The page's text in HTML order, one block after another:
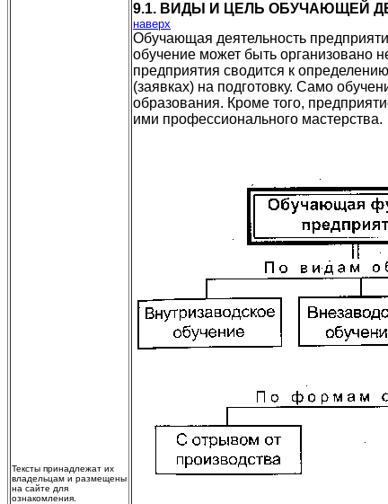
Тексты принадлежат их
владельцам и размещены
на сайте для
ознакомления.
9.1. ВИДЫ И ЦЕЛЬ ОБУЧАЮЩЕЙ
наверх
Обучающая деятельность
обучение может быть организовано
предприятия сводится к
(заявках) на подготовку. Само
образования. Кроме того,
ими профессионального мастерства.